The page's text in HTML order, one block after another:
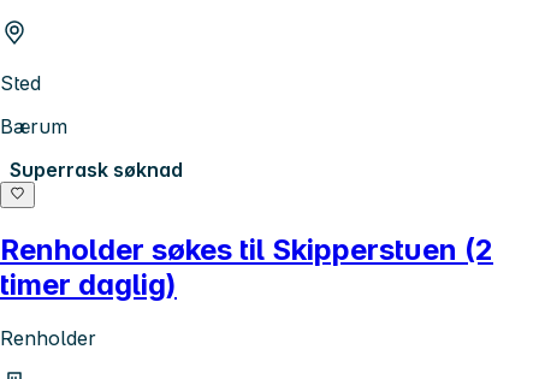
Sted
Bærum
Superrask søknad
Renholder søkes til Skipperstuen (2
timer daglig)
Renholder